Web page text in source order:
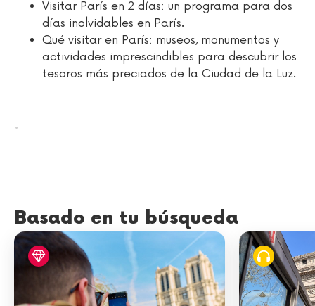
Visitar París en 2 días: un programa para dos
días inolvidables en París.
Qué visitar en París: museos, monumentos y
actividades imprescindibles para descubrir los
tesoros más preciados de la Ciudad de la Luz.
.
Basado en tu búsqueda